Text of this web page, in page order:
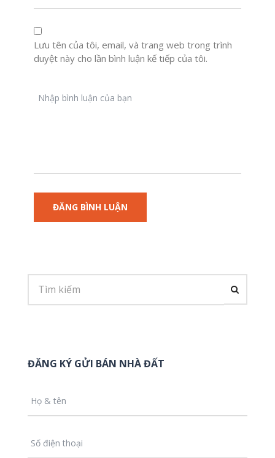
Lưu tên của tôi, email, và trang web trong trình
duyệt này cho lần bình luận kế tiếp của tôi.
ĐĂNG KÝ GỬI BÁN NHÀ ĐẤT